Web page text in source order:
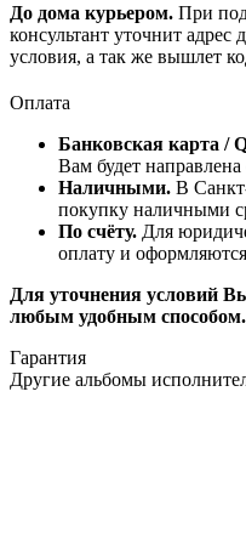
До дома курьером. При
консультант уточнит адрес
условия, а так же вышлет
Оплата
Банковская карта /
Вам будет направлена
Наличными. В
покупку наличными
По счёту. Для
оплату и
Для уточнения условий
любым удобным способом.
Гарантия
Другие альбомы